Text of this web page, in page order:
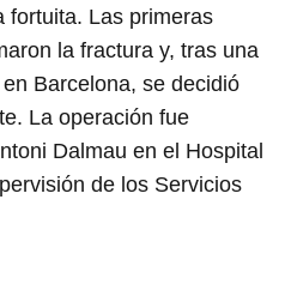
fortuita. Las primeras
la fractura y, tras una
Barcelona, se decidió
La operación fue
Dalmau en el Hospital
de los Servicios